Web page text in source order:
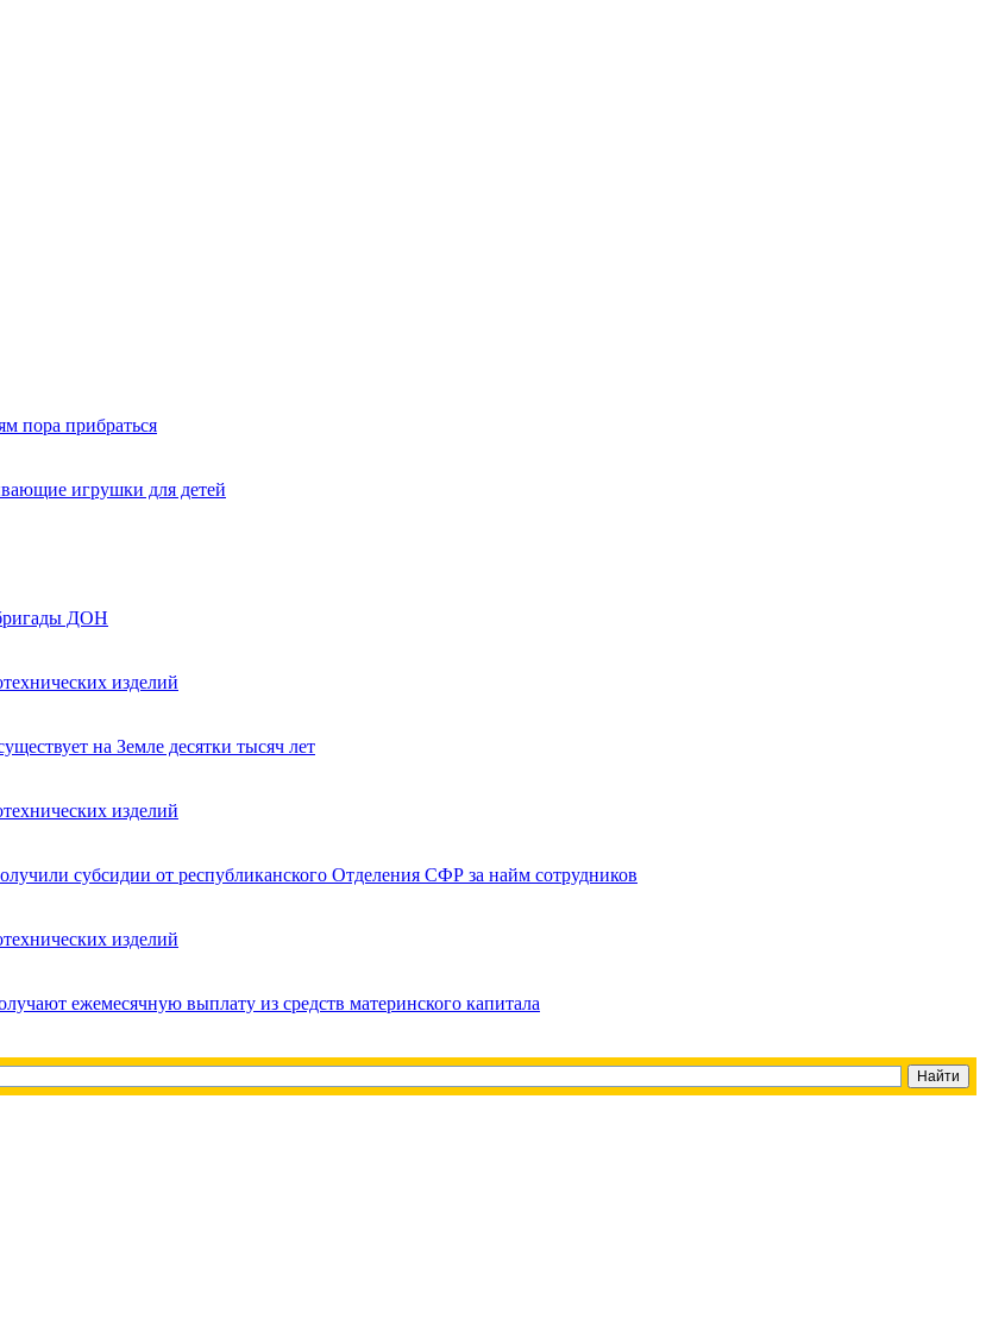
пора прибраться
игрушки для детей
ДОН
изделий
на Земле десятки тысяч лет
изделий
субсидии от республиканского Отделения СФР за найм сотрудников
изделий
ежемесячную выплату из средств материнского капитала